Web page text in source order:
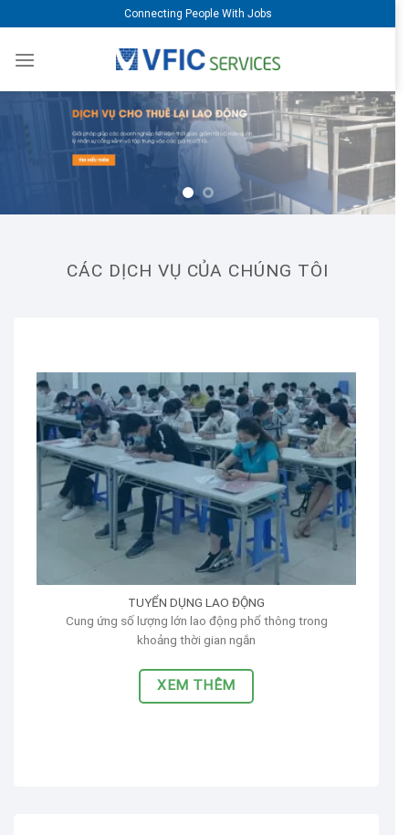
to
content
Connecting People With Jobs
CÁC DỊCH VỤ CỦA CHÚNG TÔI
TUYỂN DỤNG LAO ĐỘNG
Cung ứng số lượng lớn lao động phổ thông trong
khoảng thời gian ngắn
XEM THÊM